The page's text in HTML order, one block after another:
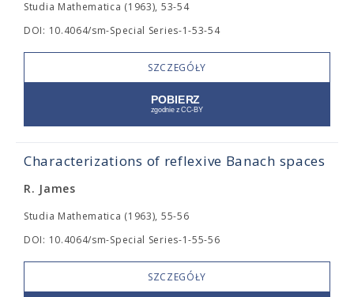
Studia Mathematica (1963), 53-54
DOI: 10.4064/sm-Special Series-1-53-54
SZCZEGÓŁY
Characterizations of reflexive Banach spaces
R. James
Studia Mathematica (1963), 55-56
DOI: 10.4064/sm-Special Series-1-55-56
SZCZEGÓŁY